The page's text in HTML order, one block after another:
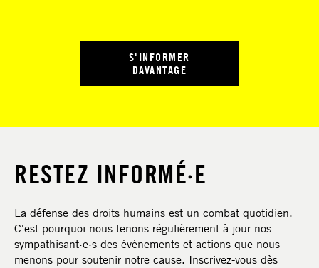
S'INFORMER
DAVANTAGE
RESTEZ INFORMÉ·E
La défense des droits humains est un combat quotidien.
C'est pourquoi nous tenons régulièrement à jour nos
sympathisant·e·s des événements et actions que nous
menons pour soutenir notre cause. Inscrivez-vous dès
NAVIGATION PRINCIPALE
RÉSEAUX SOCIAUX MOBILE
PIED DE PAGE